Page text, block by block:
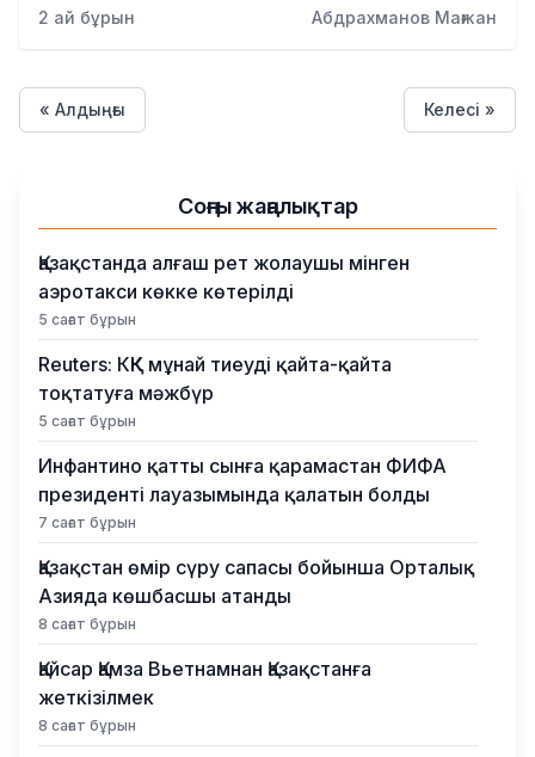
2 ай бұрын
Абдрахманов Мағжан
« Алдыңғы Келесі »
Соңғы жаңалықтар
Қазақстанда алғаш рет жолаушы мінген
аэротакси көкке көтерілді
5 сағат бұрын
Reuters: КҚК мұнай тиеуді қайта-қайта
тоқтатуға мәжбүр
5 сағат бұрын
Инфантино қатты сынға қарамастан ФИФА
президенті лауазымында қалатын болды
7 сағат бұрын
Қазақстан өмір сүру сапасы бойынша Орталық
Азияда көшбасшы атанды
8 сағат бұрын
Қайсар Қамза Вьетнамнан Қазақстанға
жеткізілмек
8 сағат бұрын